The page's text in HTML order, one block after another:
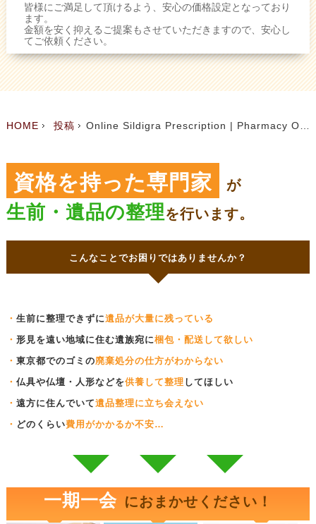
皆様にご満足して頂けるよう、安心の価格設定となっており
ます。
金額を安く抑えるご提案もさせていただきますので、安心し
てご依頼ください。
HOME 投稿 Online Sildigra Prescription | Pharmacy Online Without Prescription
資格を持った専門家 が
生前・遺品の整理を行います。
こんなことでお困りではありませんか？
・ 生前に整理できずに遺品が大量に残っている
・ 形見を遠い地域に住む遺族宛に梱包・配送して欲しい
・ 東京都でのゴミの廃棄処分の仕方がわからない
・ 仏具や仏壇・人形などを供養して整理 してほしい
・ 遠方に住んでいて遺品整理に立ち会えない
・ どのくらい費用がかかるか不安…
一期一会 におまかせください！